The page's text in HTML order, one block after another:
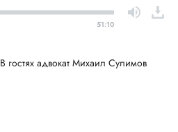
51:10
В гостях адвокат Михаил Сулимов